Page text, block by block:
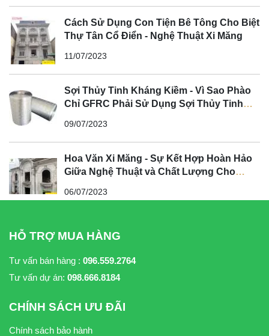
Cách Sử Dụng Con Tiện Bê Tông Cho Biệt
Thự Tân Cổ Điển - Nghệ Thuật Xi Măng
11/07/2023
Sợi Thủy Tinh Kháng Kiềm - Vì Sao Phào
Chỉ GFRC Phải Sử Dụng Sợi Thủy Tinh
09/07/2023
Hoa Văn Xi Măng - Sự Kết Hợp Hoàn Hảo
Giữa Nghệ Thuật và Chất Lượng Cho
06/07/2023
HỖ TRỢ MUA HÀNG
Tư vấn bán hàng : 096.559.2764
Tư vấn dự án: 098.666.8184
CHÍNH SÁCH ƯU ĐÃI
Chính sách bảo hành